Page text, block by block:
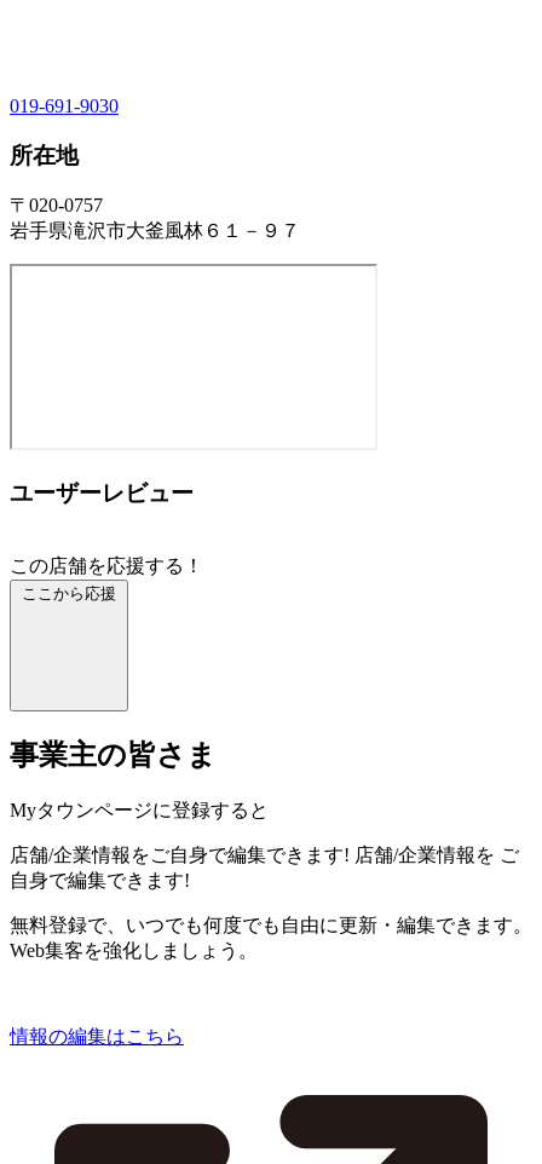
019-691-9030
所在地
〒020-0757
岩手県滝沢市大釜風林６１－９７
ユーザーレビュー
この店舗を応援する！
ここから応援
事業主の皆さま
Myタウンページに登録すると
店舗/企業情報をご自身で編集できます! 店舗/企業情報を ご
自身で編集できます!
無料登録で、いつでも何度でも自由に更新・編集できます。
Web集客を強化しましょう。
情報の編集はこちら